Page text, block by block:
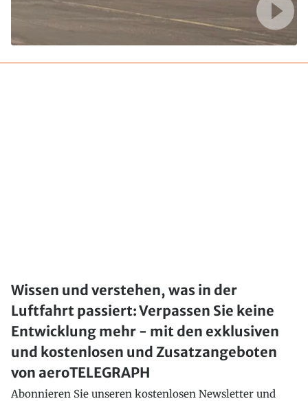
Wissen und verstehen, was in der
Luftfahrt passiert: Verpassen Sie keine
Entwicklung mehr - mit den exklusiven
und kostenlosen und Zusatzangeboten
von aeroTELEGRAPH
Abonnieren Sie unseren kostenlosen Newsletter und